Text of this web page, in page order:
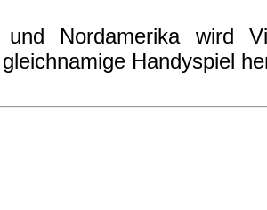
Nordamerika wird
Handyspiel